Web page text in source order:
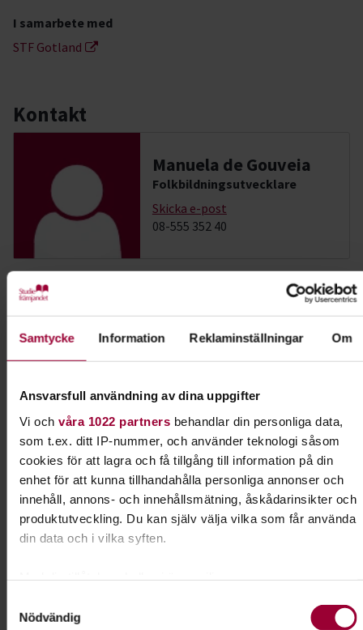
Samtycke Information Reklaminställningar Om
Ansvarsfull användning av dina uppgifter
Vi och våra 1022 partnersbehandlar din personliga data,
som t.ex. ditt IP-nummer, och använder teknologi såsom
cookies för att lagra och få tillgång till information på din
enhet för att kunna tillhandahålla personliga annonser och
innehåll, annons- och innehållsmätning, åskådarinsikter och
produktutveckling. Du kan själv välja vilka som får använda
din data och i vilka syften.
kan ha en noggrannhet på upp till flera meter
Nödvändig
I samarbete med
STF Gotland
Kontakt
Manuela de Gouveia
Folkbildningsutvecklare
Skicka e-post
08-555 352 40
Dela: E-mail
Frilufts- och vildmarksliv är riktigt härligt.
Naturen ger oss många val. Hos oss kan du åka
långfärdsskridskor, paddla kajak eller göra
inspirerande vandringar.
Läs mer om ämnet
Liknande kurser inomFriluftslivi